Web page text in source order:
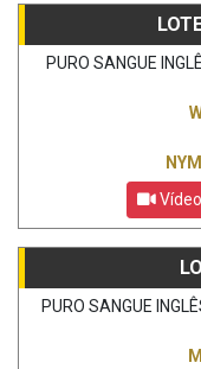
PURO SANGUE
Vídeo
PURO SANGUE